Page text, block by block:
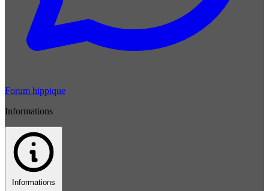
Forum hippique
Informations
Informations